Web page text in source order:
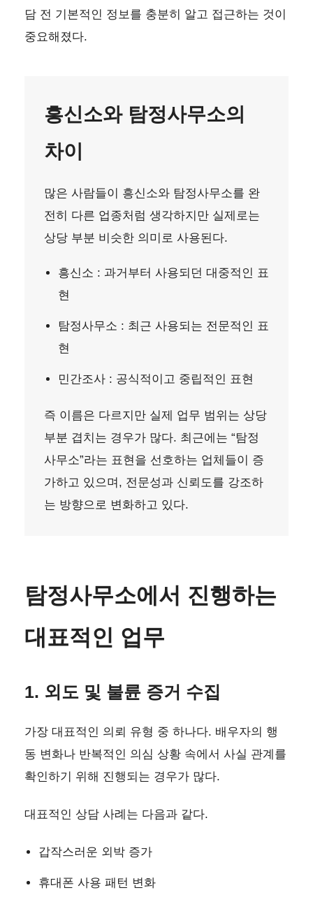
담 전 기본적인 정보를 충분히 알고 접근하는 것이
중요해졌다.
흥신소와 탐정사무소의
차이
많은 사람들이 흥신소와 탐정사무소를 완
전히 다른 업종처럼 생각하지만 실제로는
상당 부분 비슷한 의미로 사용된다.
흥신소 : 과거부터 사용되던 대중적인 표
현
탐정사무소 : 최근 사용되는 전문적인 표
현
민간조사 : 공식적이고 중립적인 표현
즉 이름은 다르지만 실제 업무 범위는 상당
부분 겹치는 경우가 많다. 최근에는 “탐정
사무소”라는 표현을 선호하는 업체들이 증
가하고 있으며, 전문성과 신뢰도를 강조하
는 방향으로 변화하고 있다.
탐정사무소에서 진행하는
대표적인 업무
1. 외도 및 불륜 증거 수집
가장 대표적인 의뢰 유형 중 하나다. 배우자의 행
동 변화나 반복적인 의심 상황 속에서 사실 관계를
확인하기 위해 진행되는 경우가 많다.
대표적인 상담 사례는 다음과 같다.
갑작스러운 외박 증가
휴대폰 사용 패턴 변화